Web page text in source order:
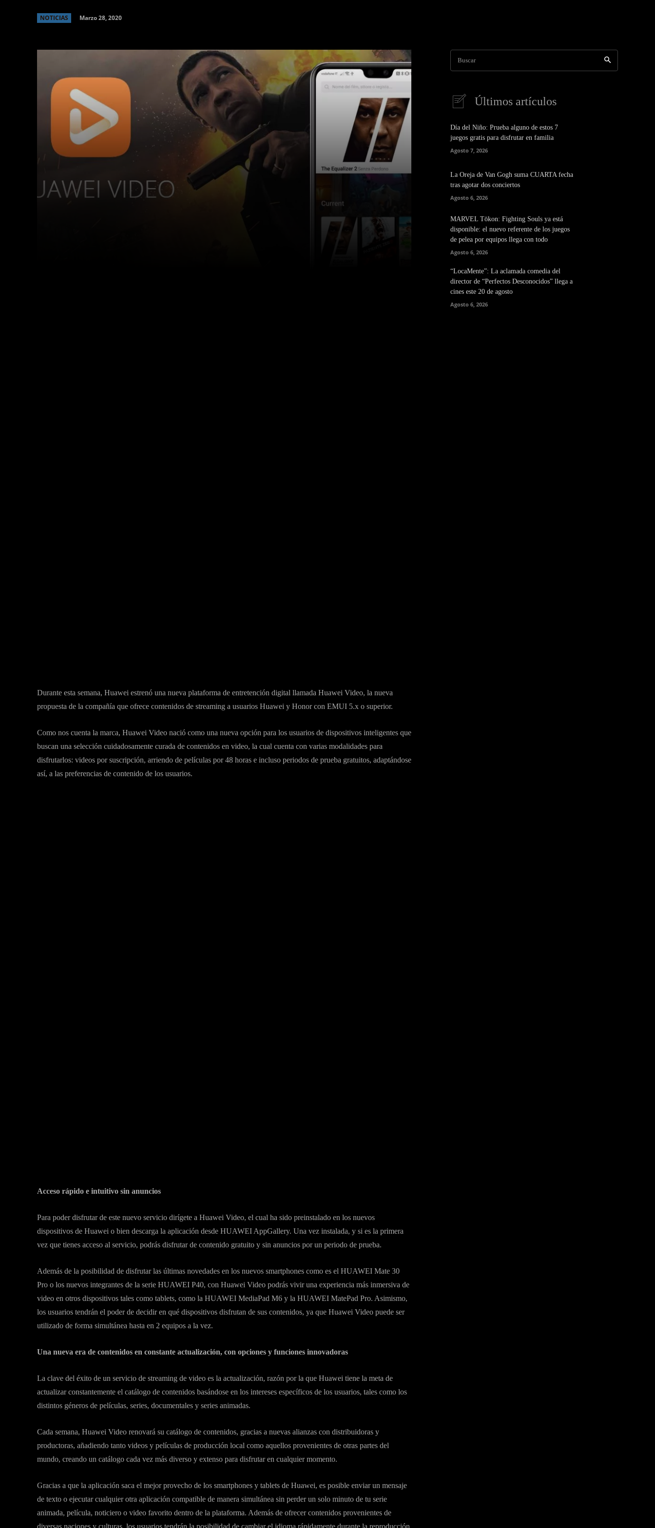
NOTICIAS Marzo 28, 2020
Durante esta semana, Huawei estrenó una nueva plataforma de entretención digital llamada Huawei Video, la nueva
propuesta de la compañía que ofrece contenidos de streaming a usuarios Huawei y Honor con EMUI 5.x o superior.
Como nos cuenta la marca, Huawei Video nació como una nueva opción para los usuarios de dispositivos inteligentes que
buscan una selección cuidadosamente curada de contenidos en video, la cual cuenta con varias modalidades para
disfrutarlos: videos por suscripción, arriendo de películas por 48 horas e incluso periodos de prueba gratuitos, adaptándose
así, a las preferencias de contenido de los usuarios.
Acceso rápido e intuitivo sin anuncios
Para poder disfrutar de este nuevo servicio dirígete a Huawei Video, el cual ha sido preinstalado en los nuevos
dispositivos de Huawei o bien descarga la aplicación desde HUAWEI AppGallery. Una vez instalada, y si es la primera
vez que tienes acceso al servicio, podrás disfrutar de contenido gratuito y sin anuncios por un periodo de prueba.
Además de la posibilidad de disfrutar las últimas novedades en los nuevos smartphones como es el HUAWEI Mate 30
Pro o los nuevos integrantes de la serie HUAWEI P40, con Huawei Video podrás vivir una experiencia más inmersiva de
video en otros dispositivos tales como tablets, como la HUAWEI MediaPad M6 y la HUAWEI MatePad Pro. Asimismo,
los usuarios tendrán el poder de decidir en qué dispositivos disfrutan de sus contenidos, ya que Huawei Video puede ser
utilizado de forma simultánea hasta en 2 equipos a la vez.
Una nueva era de contenidos en constante actualización, con opciones y funciones innovadoras
La clave del éxito de un servicio de streaming de video es la actualización, razón por la que Huawei tiene la meta de
actualizar constantemente el catálogo de contenidos basándose en los intereses específicos de los usuarios, tales como los
distintos géneros de películas, series, documentales y series animadas.
Cada semana, Huawei Video renovará su catálogo de contenidos, gracias a nuevas alianzas con distribuidoras y
productoras, añadiendo tanto videos y películas de producción local como aquellos provenientes de otras partes del
mundo, creando un catálogo cada vez más diverso y extenso para disfrutar en cualquier momento.
Gracias a que la aplicación saca el mejor provecho de los smartphones y tablets de Huawei, es posible enviar un mensaje
de texto o ejecutar cualquier otra aplicación compatible de manera simultánea sin perder un solo minuto de tu serie
animada, película, noticiero o video favorito dentro de la plataforma. Además de ofrecer contenidos provenientes de
diversas naciones y culturas, los usuarios tendrán la posibilidad de cambiar el idioma rápidamente durante la reproducción
Buscar
Últimos artículos
Día del Niño: Prueba alguno de estos 7
juegos gratis para disfrutar en familia
Agosto 7, 2026
La Oreja de Van Gogh suma CUARTA fecha
tras agotar dos conciertos
Agosto 6, 2026
MARVEL Tōkon: Fighting Souls ya está
disponible: el nuevo referente de los juegos
de pelea por equipos llega con todo
Agosto 6, 2026
“LocaMente”: La aclamada comedia del
director de “Perfectos Desconocidos” llega a
cines este 20 de agosto
Agosto 6, 2026